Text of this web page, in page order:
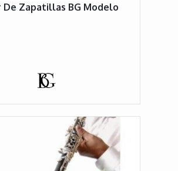
De Zapatillas BG Modelo